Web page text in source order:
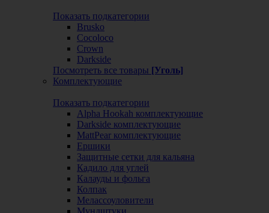
Показать подкатегории
Brusko
Cocoloco
Crown
Darkside
Посмотреть все товары [Уголь]
Комплектующие
Показать подкатегории
Alpha Hookah комплектующие
Darkside комплектующие
MattPear комплектующие
Ершики
Защитные сетки для кальяна
Кадило для углей
Калауды и фольга
Колпак
Мелассоуловители
Мундштуки